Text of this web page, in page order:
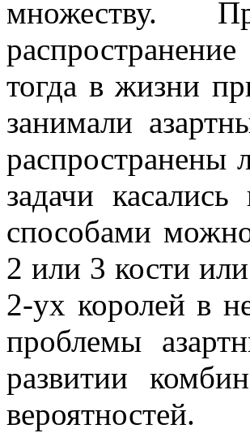
множеству.
тогда в жизни
занимали
распространены
задачи
способами
2 или 3 кости
2-ух королей в
проблемы
развитии
вероятностей.